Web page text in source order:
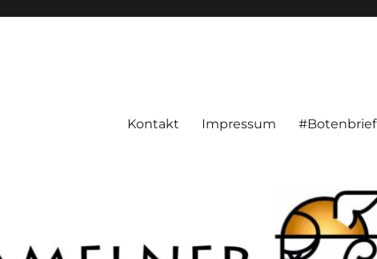
Kontakt Impressum #Botenbrief